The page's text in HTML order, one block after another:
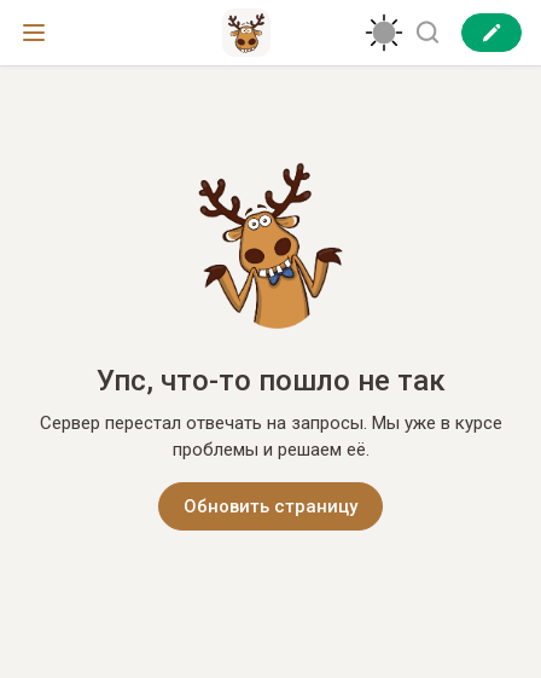
Упс, что-то пошло не так
Сервер перестал отвечать на запросы. Мы уже в курсе
проблемы и решаем её.
Обновить страницу